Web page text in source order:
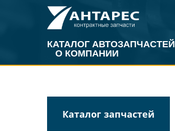
КАТАЛОГ АВТОЗАПЧАСТЕЙ
О КОМПАНИИ
Каталог запчастей